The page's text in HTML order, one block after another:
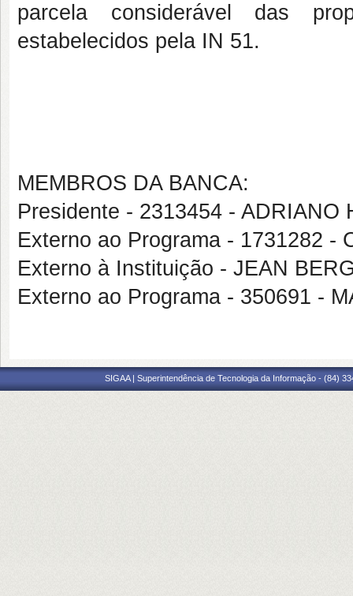
parcela considerável das
estabelecidos pela IN 51.
MEMBROS DA BANCA:
Presidente - 2313454 -
Externo ao Programa - 1731282 -
Externo à Instituição - JEAN
Externo ao Programa - 350691 -
SIGAA | Superintendência de Tecnologia da Informação - (84)